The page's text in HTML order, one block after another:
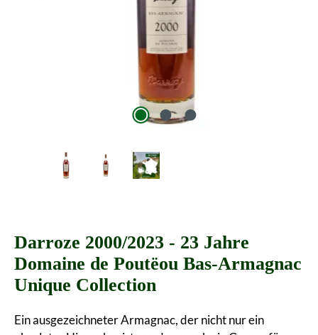
Darroze 2000/2023 - 23 Jahre
Domaine de Poutëou Bas-Armagnac
Unique Collection
Ein ausgezeichneter Armagnac, der nicht nur ein